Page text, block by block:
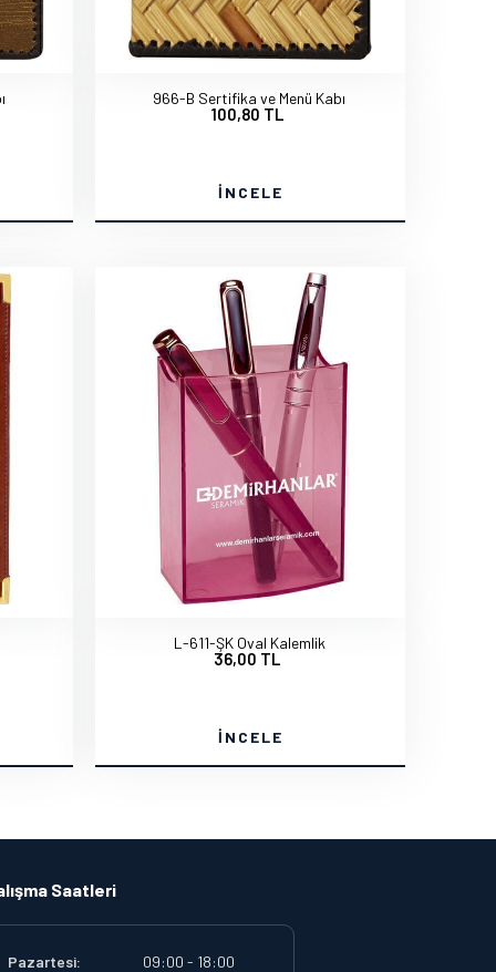
966-B Sertifika ve Menü Kabı
100,80 TL
İNCELE
L-611-ŞK Oval Kalemlik
36,00 TL
İNCELE
Saatleri
Pazartesi: 09:00 - 18:00